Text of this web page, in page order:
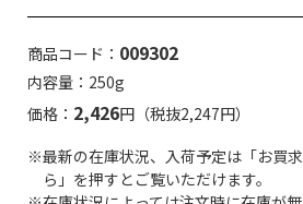
商品コード： 009302
内容量：250g
価格： 2,426円（税抜2,247円）
※最新の在庫状況、入荷予定は「お買
ら」を押すとご覧いただけます。